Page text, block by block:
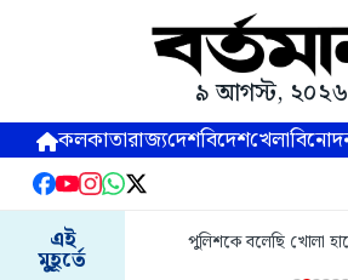
৯ আগস্ট, ২০২৬
কলকাতারাজ্যদেশবিদেশখেলা
এই
মুহূর্তে
পুলিশকে বলেছি খোলা